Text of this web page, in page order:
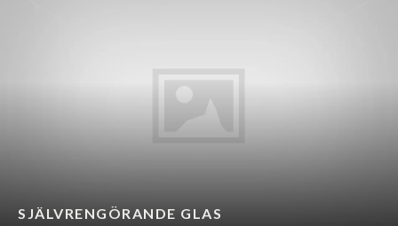
SJÄLVRENGÖRANDE GLAS